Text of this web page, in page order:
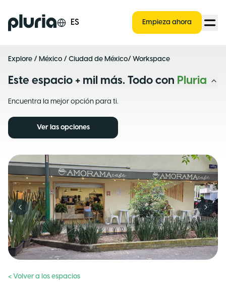
Logo Pluria ES Empieza ahora
Explore / México / Ciudad de México/ Workspace
Este espacio + mil más. Todo con Pluria
Encuentra la mejor opción para ti.
Ver las opciones
Previous slide Next
< Volver a los espacios